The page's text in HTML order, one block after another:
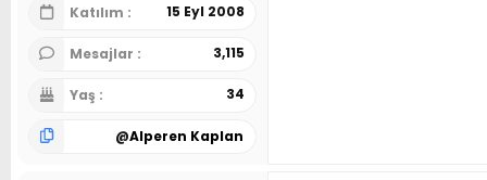
Katılım
15 Eyl 2008
Mesajlar 3,115
Yaş 34
@Alperen Kaplan